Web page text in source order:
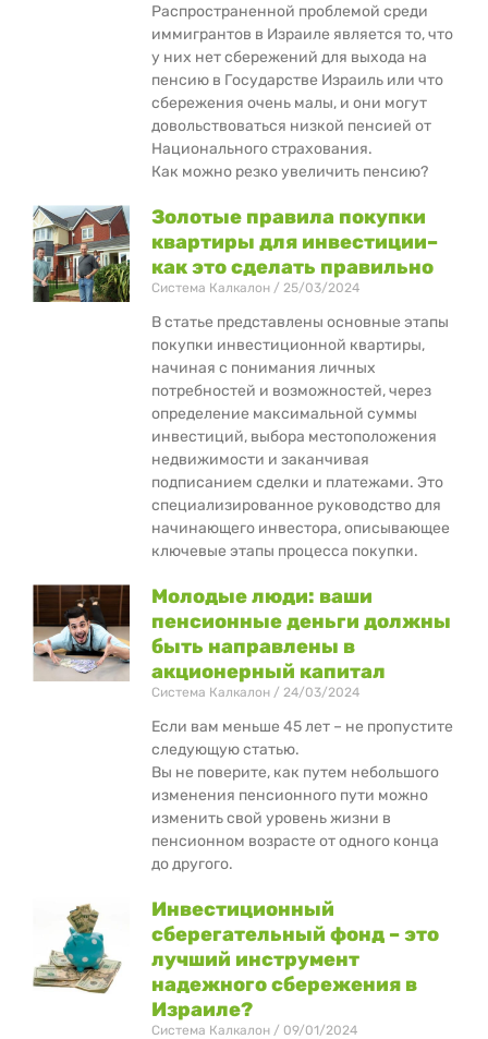
Распространенной проблемой среди
иммигрантов в Израиле является то, что
у них нет сбережений для выхода на
пенсию в Государстве Израиль или что
сбережения очень малы, и они могут
довольствоваться низкой пенсией от
Национального страхования.
Как можно резко увеличить пенсию?
Золотые правила покупки
квартиры для инвестиции–
как это сделать правильно
Система Калкалон 25/03/2024
В статье представлены основные этапы
покупки инвестиционной квартиры,
начиная с понимания личных
потребностей и возможностей, через
определение максимальной суммы
инвестиций, выбора местоположения
недвижимости и заканчивая
подписанием сделки и платежами. Это
специализированное руководство для
начинающего инвестора, описывающее
ключевые этапы процесса покупки.
Молодые люди: ваши
пенсионные деньги должны
быть направлены в
акционерный капитал
Система Калкалон 24/03/2024
Если вам меньше 45 лет – не пропустите
следующую статью.
Вы не поверите, как путем небольшого
изменения пенсионного пути можно
изменить свой уровень жизни в
пенсионном возрасте от одного конца
до другого.
Инвестиционный
сберегательный фонд – это
лучший инструмент
надежного сбережения в
Израиле?
Система Калкалон 09/01/2024